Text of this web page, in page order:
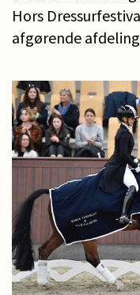
Hors
afgørende